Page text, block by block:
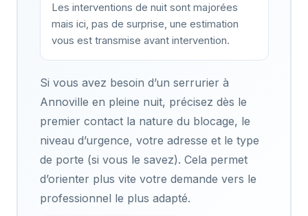
Les interventions de nuit sont majorées
mais ici, pas de surprise, une estimation
vous est transmise avant intervention.
Si vous avez besoin d’un serrurier à
Annoville en pleine nuit, précisez dès le
premier contact la nature du blocage, le
niveau d’urgence, votre adresse et le type
de porte (si vous le savez). Cela permet
d’orienter plus vite votre demande vers le
professionnel le plus adapté.